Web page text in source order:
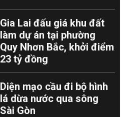
Gia Lai đấu giá khu đất
làm dự án tại phường
Quy Nhơn Bắc, khởi điểm
23 tỷ đồng
Diện mạo cầu đi bộ hình
lá dừa nước qua sông
Sài Gòn